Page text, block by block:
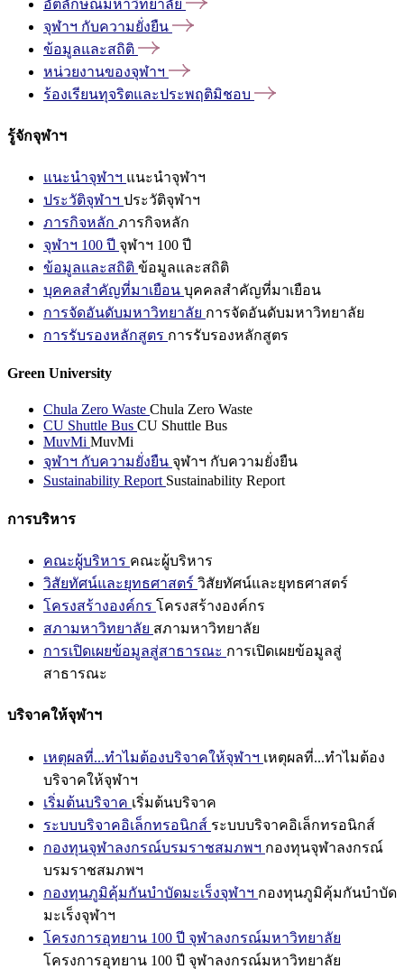
อัตลักษณ์มหาวิทยาลัย
จุฬาฯ กับความยั่งยืน
ข้อมูลและสถิติ
หน่วยงานของจุฬาฯ
ร้องเรียนทุจริตและประพฤติมิชอบ
รู้จักจุฬาฯ
แนะนำจุฬาฯ แนะนำจุฬาฯ
ประวัติจุฬาฯ ประวัติจุฬาฯ
ภารกิจหลัก ภารกิจหลัก
จุฬาฯ 100 ปี จุฬาฯ 100 ปี
ข้อมูลและสถิติ ข้อมูลและสถิติ
บุคคลสำคัญที่มาเยือน บุคคลสำคัญที่มาเยือน
การจัดอันดับมหาวิทยาลัย การจัดอันดับมหาวิทยาลัย
การรับรองหลักสูตร การรับรองหลักสูตร
Green University
Chula Zero Waste Chula Zero Waste
CU Shuttle Bus CU Shuttle Bus
MuvMi MuvMi
จุฬาฯ กับความยั่งยืน จุฬาฯ กับความยั่งยืน
Sustainability Report Sustainability Report
การบริหาร
คณะผู้บริหาร คณะผู้บริหาร
วิสัยทัศน์และยุทธศาสตร์ วิสัยทัศน์และยุทธศาสตร์
โครงสร้างองค์กร โครงสร้างองค์กร
สภามหาวิทยาลัย สภามหาวิทยาลัย
การเปิดเผยข้อมูลสู่สาธารณะ การเปิดเผยข้อมูลสู่
สาธารณะ
บริจาคให้จุฬาฯ
เหตุผลที่...ทำไมต้องบริจาคให้จุฬาฯ เหตุผลที่...ทำไมต้อง
บริจาคให้จุฬาฯ
เริ่มต้นบริจาค เริ่มต้นบริจาค
ระบบบริจาคอิเล็กทรอนิกส์ ระบบบริจาคอิเล็กทรอนิกส์
กองทุนจุฬาลงกรณ์บรมราชสมภพฯ กองทุนจุฬาลงกรณ์
บรมราชสมภพฯ
กองทุนภูมิคุ้มกันบำบัดมะเร็งจุฬาฯ กองทุนภูมิคุ้มกันบำบัด
มะเร็งจุฬาฯ
โครงการอุทยาน 100 ปี จุฬาลงกรณ์มหาวิทยาลัย
โครงการอุทยาน 100 ปี จุฬาลงกรณ์มหาวิทยาลัย